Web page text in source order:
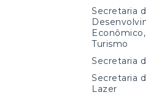
Secretaria
Turismo
Secretaria
Secretaria
Lazer